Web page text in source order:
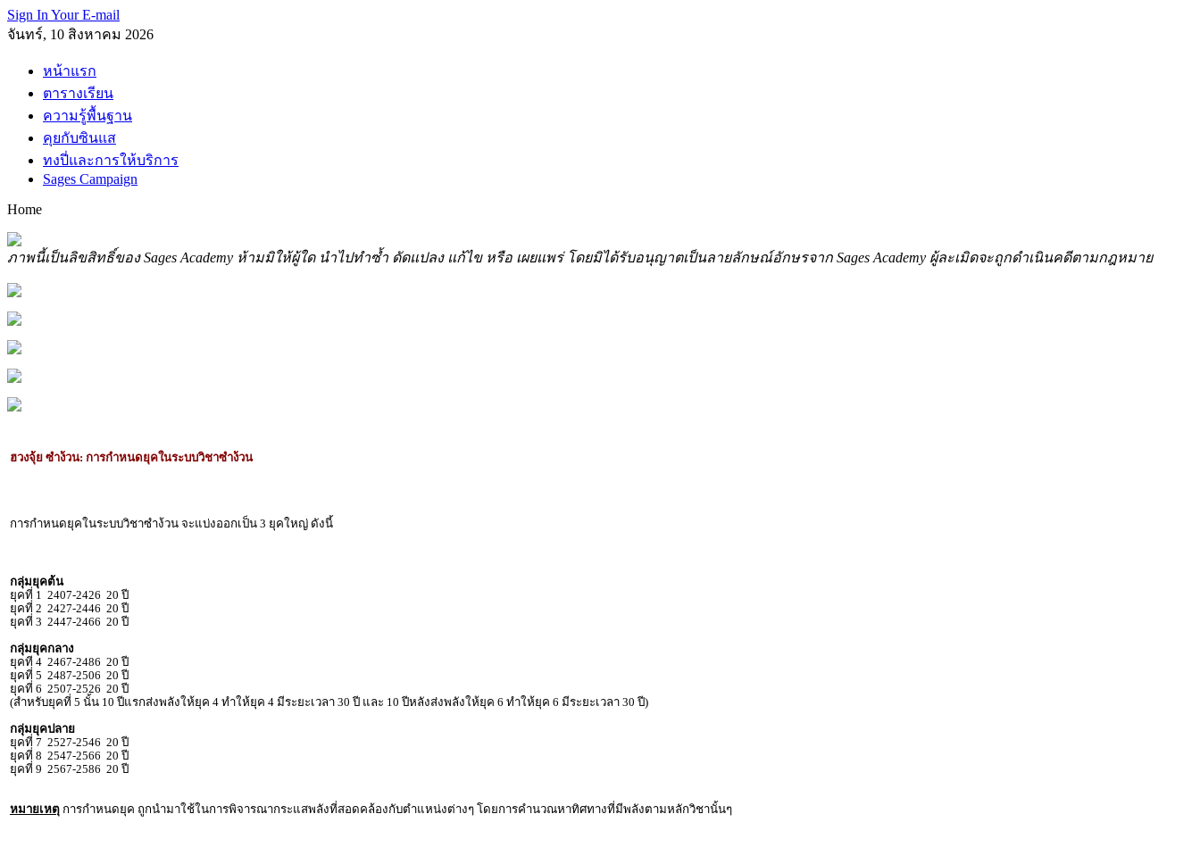
Sign In Your E-mail
จันทร์, 10 สิงหาคม 2026
หน้าแรก
ตารางเรียน
ความรู้พื้นฐาน
คุยกับซินแส
ทงปี่และการให้บริการ
Sages Campaign
Home
ภาพนี้เป็นลิขสิทธิ์ของ Sages Academy ห้ามมิให้ผู้ใด นำไปทำซ้ำ ดัดแปลง แก้ไข หรือ เผยแพร่ โดยมิได้รับอนุญาตเป็นลายลักษณ์อักษรจาก Sages Academy ผู้ละเมิดจะถูกดำเนินคดีตามกฎหมาย
ฮวงจุ้ย ซำง้วน: การกำหนดยุคในระบบวิชาซำง้วน
การกำหนดยุคในระบบวิชาซำง้วน จะแบ่งออกเป็น 3 ยุคใหญ่ ดังนี้
กลุ่มยุคต้น
ยุคที่ 1 2407-2426 20 ปี
ยุคที่ 2 2427-2446 20 ปี
ยุคที่ 3 2447-2466 20 ปี
กลุ่มยุคกลาง
ยุคที 4 2467-2486 20 ปี
ยุคที่ 5 2487-2506 20 ปี
ยุคที่ 6 2507-2526 20 ปี
(สำหรับยุคที่ 5 นั้น 10 ปีแรกส่งพลังให้ยุค 4 ทำให้ยุค 4 มีระยะเวลา 30 ปี และ 10 ปีหลังส่งพลังให้ยุค 6 ทำให้ยุค 6 มีระยะเวลา 30 ปี)
กลุ่มยุคปลาย
ยุคที่ 7 2527-2546 20 ปี
ยุคที่ 8 2547-2566 20 ปี
ยุคที่ 9 2567-2586 20 ปี
หมายเหตุ การกำหนดยุค ถูกนำมาใช้ในการพิจารณากระแสพลังที่สอดคล้องกับตำแหน่งต่างๆ โดยการคำนวณหาทิศทางที่มีพลังตามหลักวิชานั้นๆ